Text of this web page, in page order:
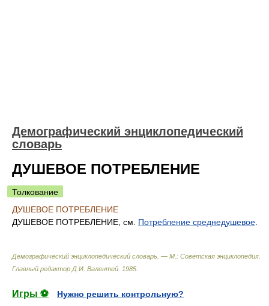
Демографический энциклопедический
словарь
ДУШЕВOЕ ПОТРЕБЛЕНИЕ
Толкование
ДУШЕВOЕ ПОТРЕБЛЕНИЕ
ДУШЕВOЕ ПОТРЕБЛЕНИЕ, см. Потребление среднедушевое
Демографический энциклопедический словарь. — М.: Советская энциклопедия
Главный редактор Д.И. Валентей 1985
Игры ⚽
Нужно решить контрольную?